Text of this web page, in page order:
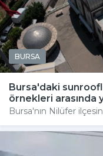
BURSA
Bursa'daki
örnekleri arasında
Bursa'nın Nilüfer